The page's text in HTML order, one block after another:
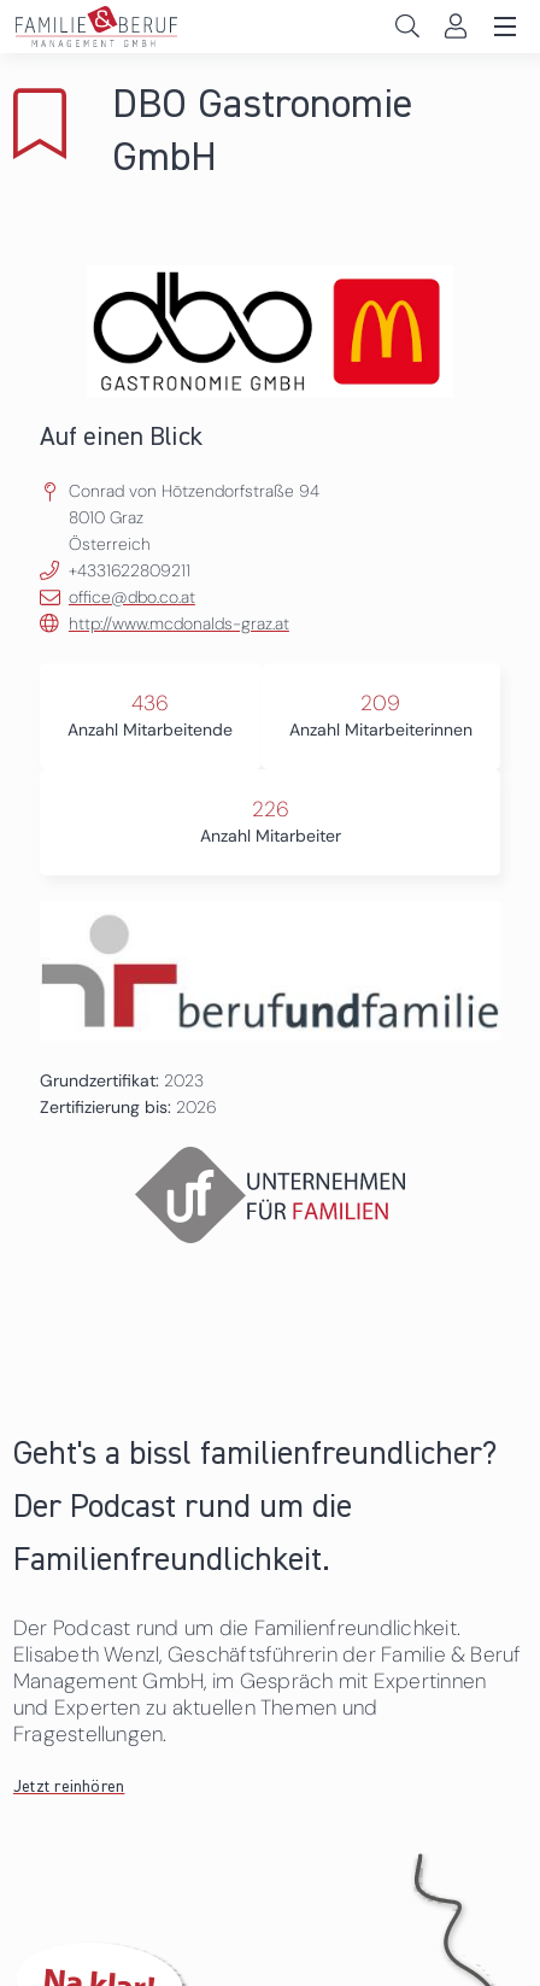
Direkt zum Inhalt
Gemeinden
Das sind wir
News & Events
DBO Gastronomie
GmbH
Auf einen Blick
Conrad von Hötzendorfstraße 94
8010 Graz
Österreich
+4331622809211
office@dbo.co.at
http://www.mcdonalds-graz.at
436
Anzahl Mitarbeitende
209
Anzahl Mitarbeiterinnen
226
Anzahl Mitarbeiter
Grundzertifikat: 2023
Zertifizierung bis: 2026
Geht's a bissl familienfreundlicher?
Der Podcast rund um die
Familienfreundlichkeit.
Der Podcast rund um die Familienfreundlichkeit.
Elisabeth Wenzl, Geschäftsführerin der Familie & Beruf
Management GmbH, im Gespräch mit Expertinnen
und Experten zu aktuellen Themen und
Fragestellungen.
Jetzt reinhören